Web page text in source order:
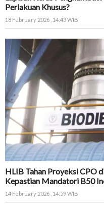
Perlakuan Khusus?
18 February 2026 , 14:43 WIB
HLIB Tahan Proyeksi CPO
Kepastian Mandatori B50
14 February 2026 , 14:59 WIB